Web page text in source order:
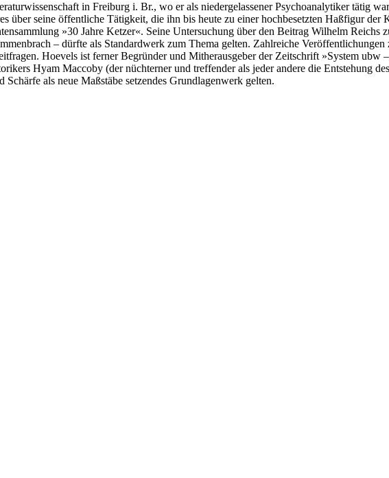
in Frei­burg i. Br., wo er als niedergelassener Psycho­analytiker tätig
über seine öffentliche Tätigkeit, die ihn bis heute zu einer hochbesetzten Haßfigur
»30 Jahre Ketzer«. Seine Untersuchung über den Beitrag Wilhelm Reichs
– dürf­te als Standardwerk zum Thema gelten. Zahlreiche Veröffentlichungen
Hoevels ist ferner Begründer und Mitherausgeber der Zeitschrift »System ubw
Hyam Maccoby (der nüchterner und treffender als jeder andere die Entstehung
als neue Maßstäbe setzendes Grundlagenwerk gelten.